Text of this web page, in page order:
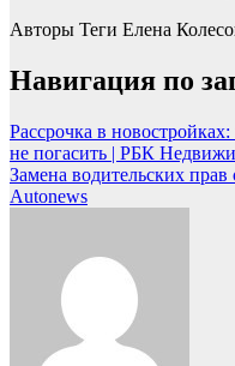
Авторы Теги Елена
Навигация по
Рассрочка в
не погасить | РБК
Замена водительских прав
Autonews